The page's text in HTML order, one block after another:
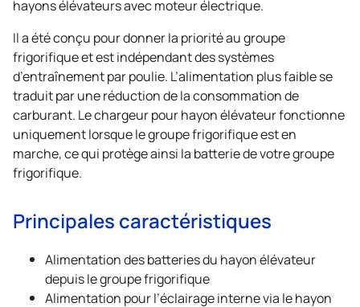
hayons élévateurs avec moteur électrique.
Il a été conçu pour donner la priorité au groupe
frigorifique et est indépendant des systèmes
d’entraînement par poulie. L’alimentation plus faible se
traduit par une réduction de la consommation de
carburant. Le chargeur pour hayon élévateur fonctionne
uniquement lorsque le groupe frigorifique est en
marche, ce qui protège ainsi la batterie de votre groupe
frigorifique.
Principales caractéristiques
Alimentation des batteries du hayon élévateur
depuis le groupe frigorifique
Alimentation pour l’éclairage interne via le hayon